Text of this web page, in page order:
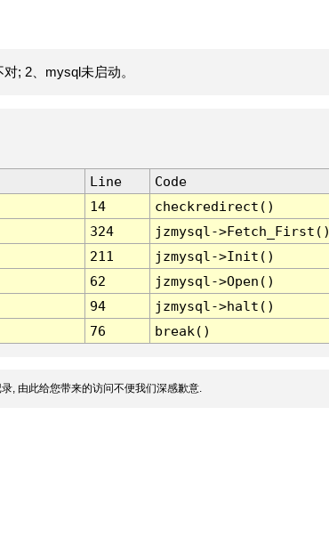
; 2、mysql未启动。
Line
Code
14
checkredirect()
324
jzmysql-
211
jzmysql->Init()
62
jzmysql->Open()
94
jzmysql->halt()
76 break()
, 由此给您带来的访问不便我们深感歉意.